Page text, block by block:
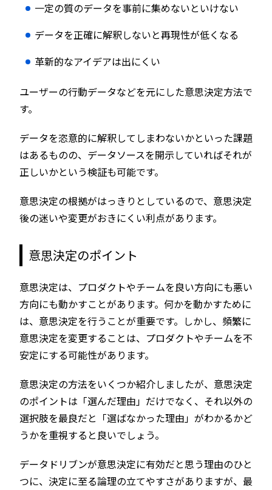
一定の質のデータを事前に集めないといけない
データを正確に解釈しないと再現性が低くなる
革新的なアイデアは出にくい
ユーザーの行動データなどを元にした意思決定方法で
す。
データを恣意的に解釈してしまわないかといった課題
はあるものの、データソースを開示していればそれが
正しいかという検証も可能です。
意思決定の根拠がはっきりとしているので、意思決定
後の迷いや変更がおきにくい利点があります。
意思決定のポイント
意思決定は、プロダクトやチームを良い方向にも悪い
方向にも動かすことがあります。何かを動かすために
は、意思決定を行うことが重要です。しかし、頻繁に
意思決定を変更することは、プロダクトやチームを不
安定にする可能性があります。
意思決定の方法をいくつか紹介しましたが、意思決定
のポイントは「選んだ理由」だけでなく、それ以外の
選択肢を最良だと「選ばなかった理由」がわかるかど
うかを重視すると良いでしょう。
データドリブンが意思決定に有効だと思う理由のひと
つに、決定に至る論理の立てやすさがありますが、最